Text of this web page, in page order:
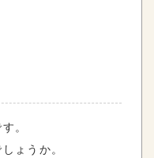
。
ょうか。